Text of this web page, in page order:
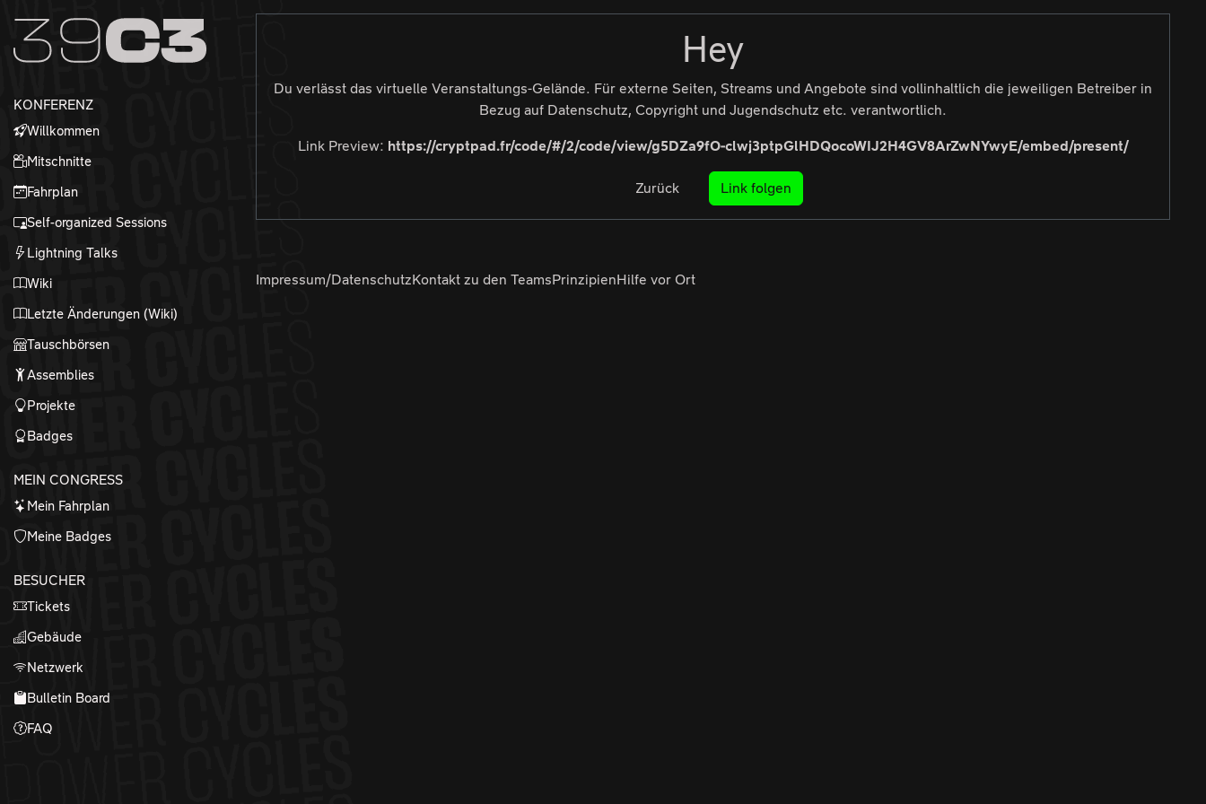
Zum Inhalt
Zum Footer
KONFERENZ
Willkommen
Mitschnitte
Fahrplan
Self-organized Sessions
Lightning Talks
Wiki
Letzte Änderungen (Wiki)
Tauschbörsen
Assemblies
Projekte
Badges
MEIN CONGRESS
Mein Fahrplan
Meine Badges
BESUCHER
Tickets
Gebäude
Netzwerk
Bulletin Board
FAQ
Hey
Du verlässt das virtuelle Veranstaltungs-Gelände. Für externe Seiten, Streams und Angebote sind vollinhaltlich die jeweiligen Betreiber in
Bezug auf Datenschutz, Copyright und Jugendschutz etc. verantwortlich.
Link Preview: https://cryptpad.fr/code/#/2/code/view/g5DZa9fO-clwj3ptpGlHDQocoWIJ2H4GV8ArZwNYwyE/embed/present/
Zurück Link folgen
Impressum/DatenschutzKontakt zu den TeamsPrinzipienHilfe vor Ort